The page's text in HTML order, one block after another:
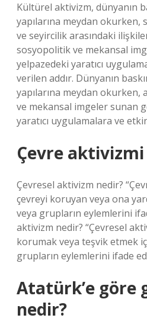
Kültürel aktivizm, dünyanın
yapılarına meydan okurken,
ve seyircilik arasındaki
sosyopolitik ve mekansal
yelpazedeki yaratıcı
verilen addır. Dünyanın
yapılarına meydan
ve mekansal imgeler sunan
yaratıcı uygulamalara ve
Çevre
Çevresel aktivizm nedir?
çevreyi koruyan veya ona
veya grupların eylemlerini
aktivizm nedir? “Çevresel
korumak veya teşvik etmek
grupların eylemlerini ifade
Atatürk’e göre
nedir?